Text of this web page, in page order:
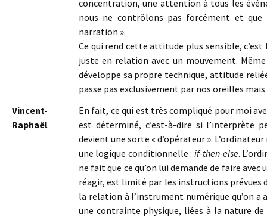
concentration, une attention à tous les
nous ne contrôlons pas forcément et
narration ».
Ce qui rend cette attitude plus sensible,
juste en relation avec un mouvement.
développe sa propre technique, attitude
passe pas exclusivement par nos oreilles
Vincent-
Raphaël
En fait, ce qui est très compliqué pour moi
est déterminé, c’est-à-dire si l’interprète
devient une sorte « d’opérateur ».
une logique conditionnelle : if-then-else.
ne fait que ce qu’on lui demande de faire
réagir, est limité par les instructions prévues
la relation à l’instrument numérique qu’on a
une contrainte physique, liées à la nature